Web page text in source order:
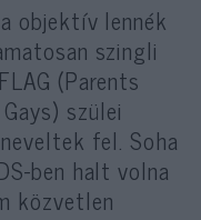
objektív lennék
szingli
(Parents
szülei
fel. Soha
ben halt volna
közvetlen